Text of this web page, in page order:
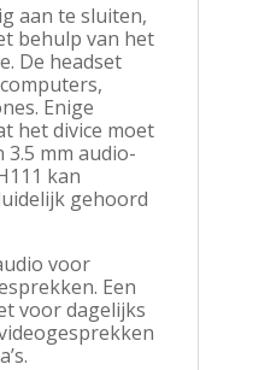
aan te sluiten,
behulp van het
De headset
Enige
het divice moet
3.5 mm audio-
kan
gehoord
voor
Een
voor dagelijks